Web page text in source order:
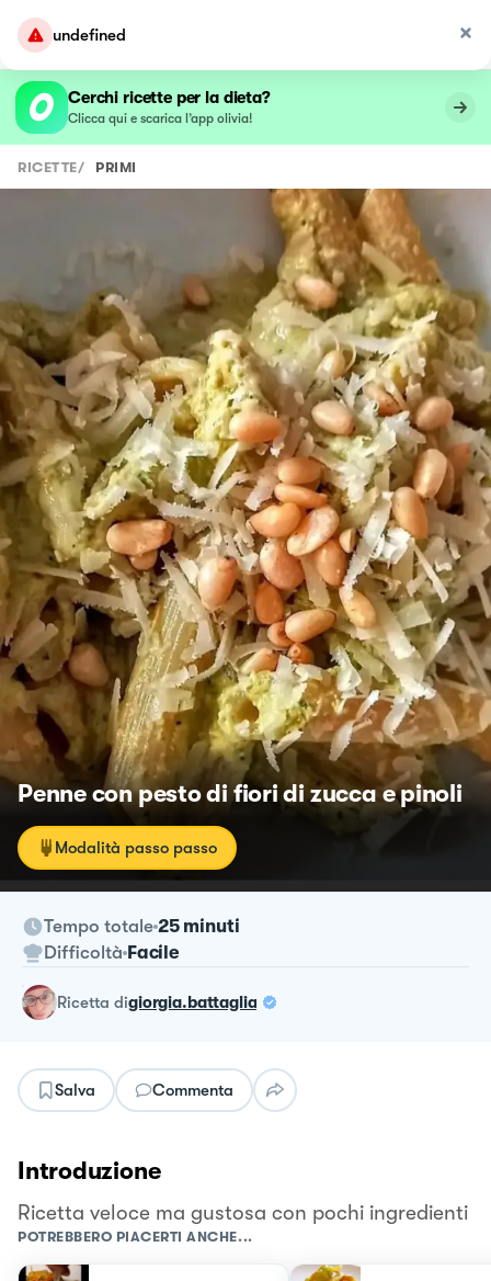
undefined
Cerchi ricette per la dieta?
Clicca qui e scarica l’app olivia!
RICETTE/ PRIMI
Penne con pesto di fiori di zucca e pinoli
Modalità passo passo
Tempo totale 25 minuti
Difficoltà Facile
ricetta digiorgia.battaglia
Salva Commenta
Introduzione
Ricetta veloce ma gustosa con pochi ingredienti
POTREBBERO PIACERTI ANCHE...